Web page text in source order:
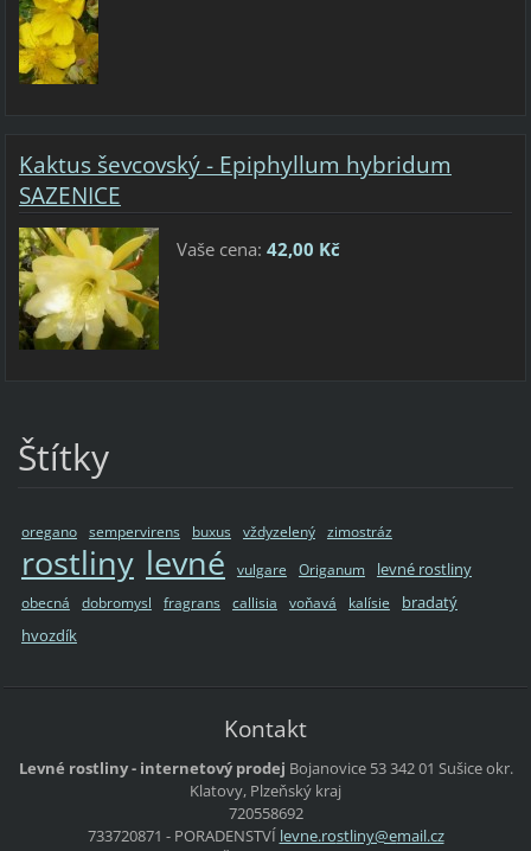
Kaktus ševcovský - Epiphyllum hybridum
SAZENICE
Vaše cena: 42,00 Kč
Štítky
oregano sempervirens buxus vždyzelený zimostráz
rostliny levné vulgare Origanum levné rostliny
obecná dobromysl fragrans callisia voňavá kalísie
bradatý
hvozdík
Kontakt
Levné rostliny - internetový prodej Bojanovice 53342 01 Sušiceokr.
Klatovy, Plzeňský kraj
720558692
733720871 - PORADENSTVÍ levne.rostliny@email.cz